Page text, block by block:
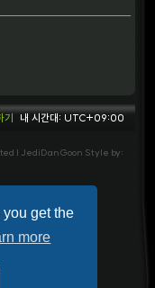
get the
more
내 시간대: UTC+09:00
기
| JediDanGoon Style by: